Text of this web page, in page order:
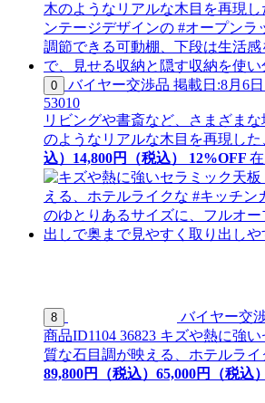
0 バイヤー交渉品 掲載日:8月6日
53010
リビングや書斎など、さまざま
のようなリアルな木目を再現した
込） 14,800円（税込） 12%OFF
8 バイヤー交
商品ID1104 36823 キズや熱に強
質な石目調が映える、ホテルライ
89,800円（税込） 65,000円（税込）